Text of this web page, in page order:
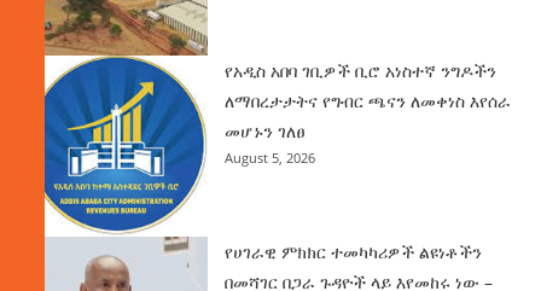
የአዲስ አበባ ገቢዎች ቢሮ አነስተኛ ንግዶችን
ለማበረታታትና የግብር ጫናን ለመቀነስ እየሰራ
መሆኑን ገለፀ
August 5, 2026
የሀገራዊ ምክክር ተመካካሪዎች ልዩነቶችን
በመሻገር በጋራ ጉዳዮች ላይ እየመከሩ ነው –